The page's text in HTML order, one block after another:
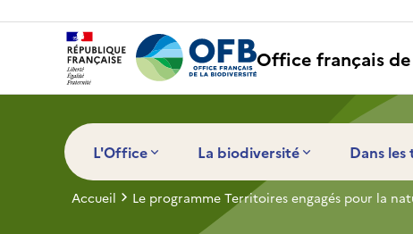
Office français
L'Office La biodiversité Dans
Accueil Le programme Territoires engagés pour la